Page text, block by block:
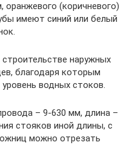
оранжевого (коричневого)
имеют синий или белый
наружных
благодаря которым
водных стоков.
– 9-630 мм, длина –
стояков иной длины, с
можно отрезать